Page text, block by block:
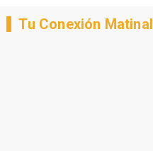
Tu Conexión Matinal